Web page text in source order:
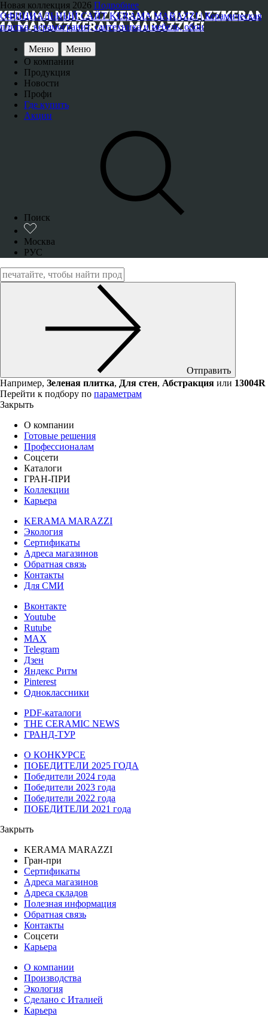
Новая коллекция 2026 Подробнее
ОФИЦИАЛЬНЫЙ САЙТ KERAMA MARAZZI | Керамическая
плитка, керамогранит, сантехника и мебель, обои
Меню
Меню
О компании
Продукция
Новости
Профи
Где купить
Акции
Поиск
Москва
РУС
Отправить
Например, Зеленая плитка, Для стен, Абстракция или 13004R
Перейти к подбору по параметрам
Закрыть
О компании
Готовые решения
Профессионалам
Соцсети
Каталоги
ГРАН-ПРИ
Коллекции
Карьера
KERAMA MARAZZI
Экология
Сертификаты
Адреса магазинов
Обратная связь
Контакты
Для СМИ
Вконтакте
Youtube
Rutube
MAX
Telegram
Дзен
Яндекс Ритм
Pinterest
Одноклассники
PDF-каталоги
THE CERAMIC NEWS
ГРАНД-ТУР
О КОНКУРСЕ
ПОБЕДИТЕЛИ 2025 ГОДА
Победители 2024 года
Победители 2023 года
Победители 2022 года
ПОБЕДИТЕЛИ 2021 года
Закрыть
KERAMA MARAZZI
Гран-при
Сертификаты
Адреса магазинов
Адреса складов
Полезная информация
Обратная связь
Контакты
Соцсети
Карьера
О компании
Производства
Экология
Сделано с Италией
Карьера